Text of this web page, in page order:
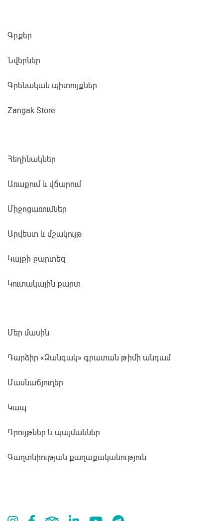
Գրքեր
Նվերներ
Գրենական պիտույքներ
Zangak Store
Հեղինակներ
Առաքում և վճարում
Միջոցառումներ
Արվեստ և մշակույթ
Կայքի քարտեզ
Կուտակային քարտ
Մեր մասին
Դարձիր «Զանգակ» գրատան թիմի անդամ
Մասնաճյուղեր
Կապ
Դրույթներ և պայմաններ
Գաղտնիության քաղաքականություն